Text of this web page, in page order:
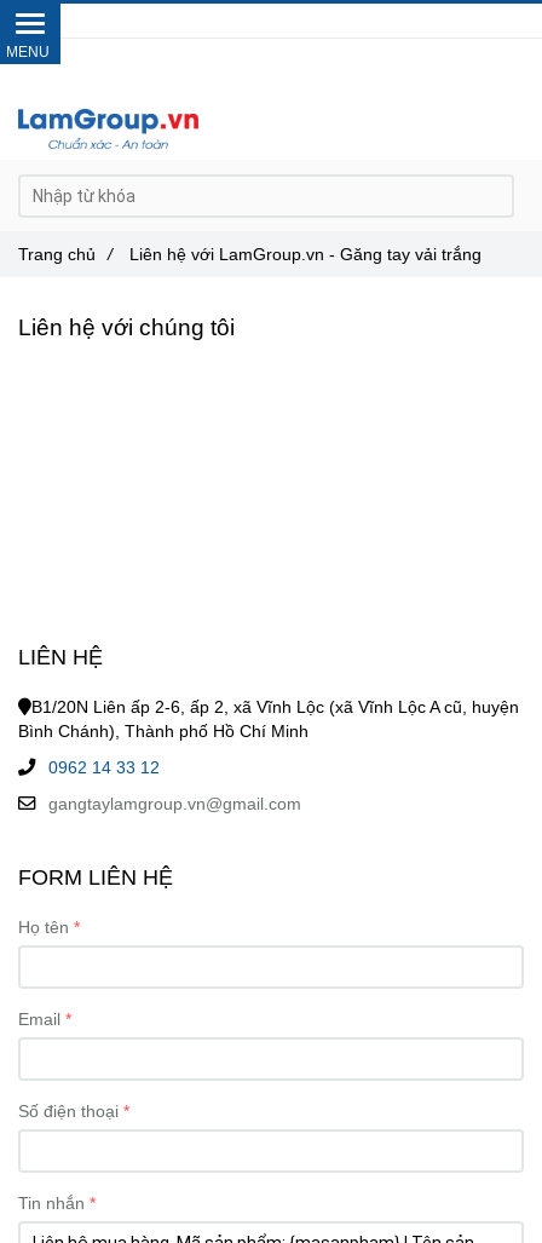
Liên hệ với chúng tôi
LIÊN HỆ
B1/20N Liên ấp 2-6, ấp 2, xã Vĩnh Lộc (xã Vĩnh Lộc A cũ, huyện
Bình Chánh), Thành phố Hồ Chí Minh
0962 14 33 12
gangtaylamgroup.vn@gmail.com
FORM LIÊN HỆ
Họ tên
Email
Số điện thoại
Tin nhắn
Trang chủ / Liên hệ với LamGroup.vn - Găng tay vải trắng